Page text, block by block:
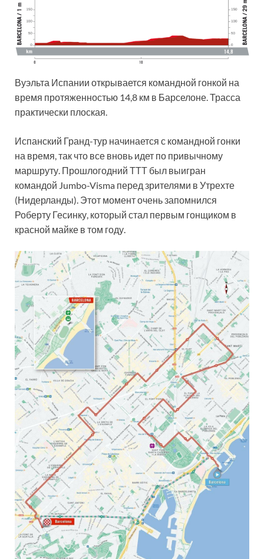
Вуэльта Испании открывается командной гонкой на
время протяженностью 14,8 км в Барселоне. Трасса
практически плоская.
Испанский Гранд-тур начинается с командной гонки
на время, так что все вновь идет по привычному
маршруту. Прошлогодний ТТТ был выигран
командой Jumbo-Visma перед зрителями в Утрехте
(Нидерланды). Этот момент очень запомнился
Роберту Гесинку, который стал первым гонщиком в
красной майке в том году.